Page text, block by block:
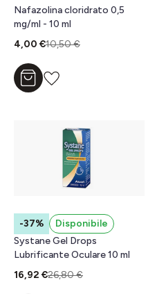
Nafazolina cloridrato 0,5
mg/ml - 10 ml
4,00 €10,50 €
Aggiungi al carrello
-37%
Disponibile
Systane Gel Drops
Lubrificante Oculare 10 ml
16,92 €26,80 €